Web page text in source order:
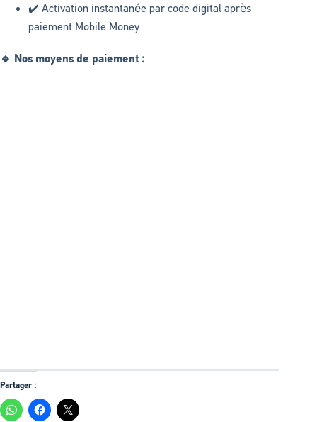
✔️ Activation instantanée par code digital après
paiement Mobile Money
🔹 Nos moyens de paiement :
Partager :